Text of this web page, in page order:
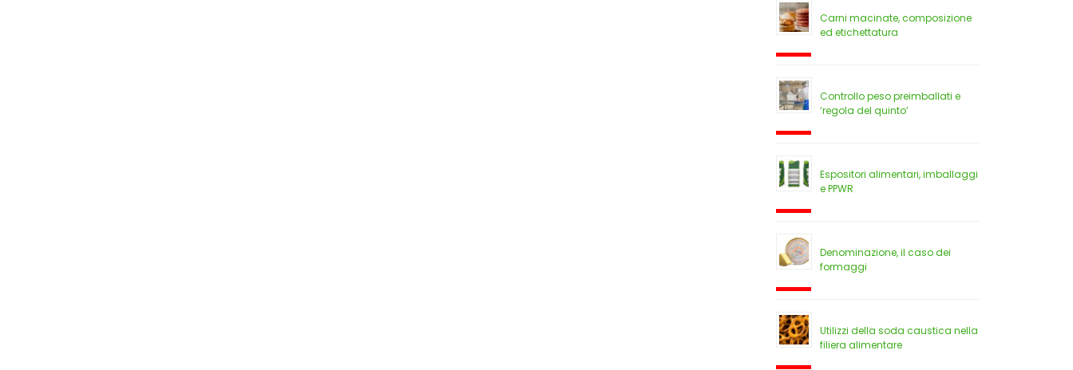
Carni macinate, composizione
ed etichettatura
Controllo peso preimballati e
‘regola del quinto’
Espositori alimentari, imballaggi
e PPWR
Denominazione, il caso dei
formaggi
Utilizzi della soda caustica nella
filiera alimentare